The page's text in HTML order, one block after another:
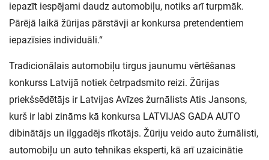
iepazīt iespējami daudz automobiļu, notiks arī turpmāk.
Pārējā laikā žūrijas pārstāvji ar konkursa pretendentiem
iepazīsies individuāli.“
Tradicionālais automobiļu tirgus jaunumu vērtēšanas
konkurss Latvijā notiek četrpadsmito reizi. Žūrijas
priekšsēdētājs ir Latvijas Avīzes žurnālists Atis Jansons,
kurš ir labi zināms kā konkursa LATVIJAS GADA AUTO
dibinātājs un ilggadējs rīkotājs. Žūriju veido auto žurnālisti,
automobiļu un auto tehnikas eksperti, kā arī uzaicinātie